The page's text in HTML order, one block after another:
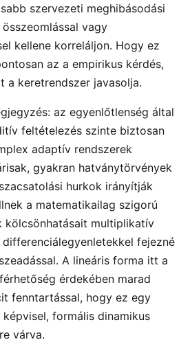
szervezeti meghibásodási
vagy
kellene korreláljon. Hogy ez
az a empirikus kérdés,
a keretrendszer javasolja.
az egyenlőtlenség által
feltételezés szinte biztosan
adaptív rendszerek
gyakran hatványtörvények
hurkok irányítják
a matematikailag szigorú
multiplikatív
fejezné
A lineáris forma itt a
érdekében marad
fenntartással, hogy ez egy
formális dinamikus
várva.